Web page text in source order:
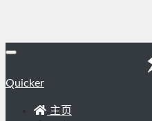
Quicker
主页